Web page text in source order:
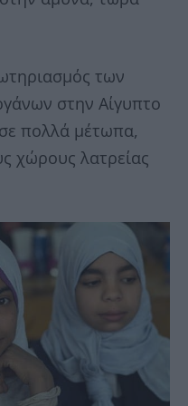
των
στην Αίγυπτο
πολλά μέτωπα,
χώρους λατρείας